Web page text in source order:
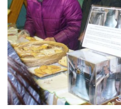
KOSTELY CHODOVSKÉ FARNOSTI
FOTOALBUM
GDPR